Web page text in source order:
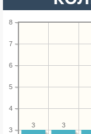
3
4
5
6
7
8
3
3